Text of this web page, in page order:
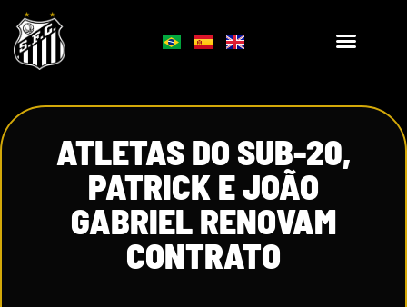
ATLETAS DO SUB-20,
PATRICK E JOÃO
GABRIEL RENOVAM
CONTRATO